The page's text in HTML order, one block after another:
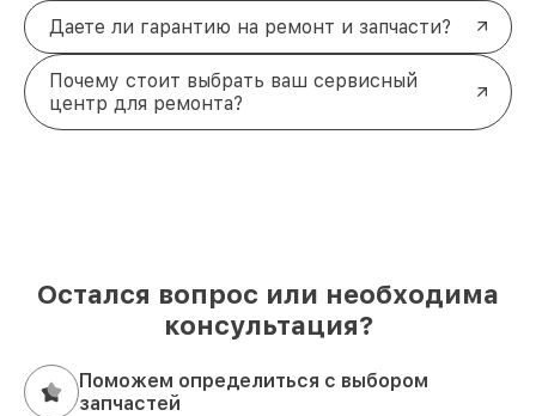
Даете ли гарантию на ремонт и запчасти?
Почему стоит выбрать ваш сервисный
центр для ремонта?
Остался вопрос или необходима
консультация?
Поможем определиться с выбором
запчастей